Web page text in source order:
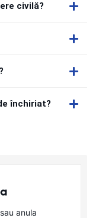
civilă?
închiriat?
anula